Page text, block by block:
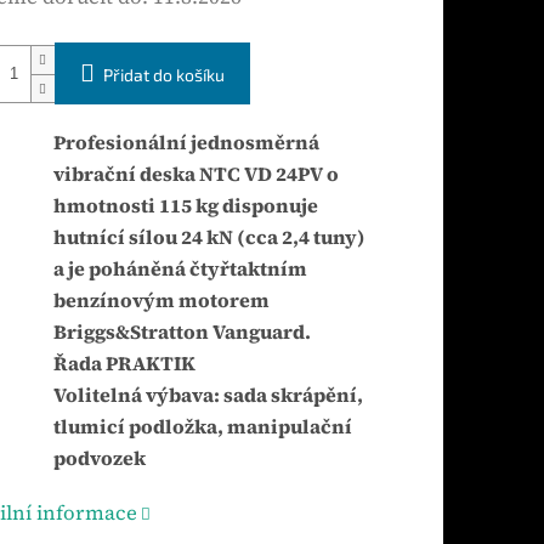
Přidat do košíku
Profesionální jednosměrná
vibrační deska NTC VD 24PV o
hmotnosti 115 kg disponuje
hutnící sílou 24 kN (cca 2,4 tuny)
a je poháněná čtyřtaktním
benzínovým motorem
Briggs&Stratton Vanguard.
Řada PRAKTIK
Volitelná výbava: sada skrápění,
tlumicí podložka, manipulační
podvozek
informace